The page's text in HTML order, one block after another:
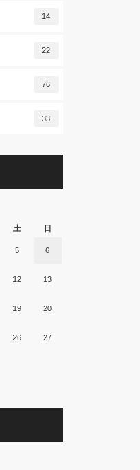
14
22
76
33
土 日
5 6
12 13
19 20
26 27